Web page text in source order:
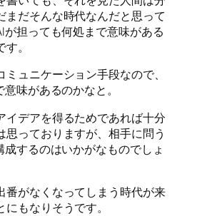
まだそんな時代なんだと思って
が担っても何処まで意味がある
。
ュニケーション手段なので、
味があるのかなと。
イデアを得るためであれば十分
思っておりますが、相手に問う
するのはいかがなものでしょ
番がなくなってしまう時代が来
もなりそうです。